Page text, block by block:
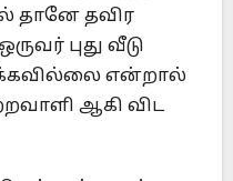
தானே தவிர
புது வீடு
என்றால்
ஆகி விட